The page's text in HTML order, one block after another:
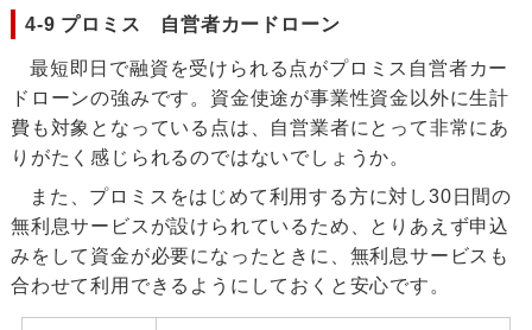
4-9 プロミス 自営者カードローン
最短即日で融資を受けられる点がプロミス自営者カー
ドローンの強みです。資金使途が事業性資金以外に生計
費も対象となっている点は、自営業者にとって非常にあ
りがたく感じられるのではないでしょうか。
また、プロミスをはじめて利用する方に対し30日間の
無利息サービスが設けられているため、とりあえず申込
みをして資金が必要になったときに、無利息サービスも
合わせて利用できるようにしておくと安心です。